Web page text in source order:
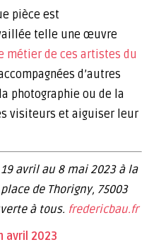
pièce est
telle une œuvre
métier de ces artistes du
d’autres
photographie ou de la
visiteurs et aiguiser leur
avril au 8 mai 2023 à la
de Thorigny, 75003
à tous. fredericbau.fr
avril 2023